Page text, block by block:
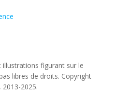
illustrations figurant sur le
libres de droits. Copyright
2013-2025.